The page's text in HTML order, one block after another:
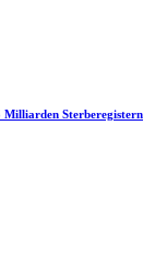
Milliarden Sterberegistern